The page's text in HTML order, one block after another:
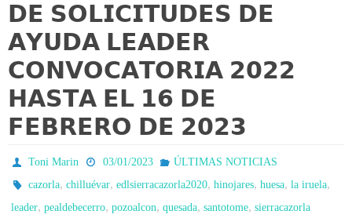
𝗗𝗘 𝗦𝗢𝗟𝗜𝗖𝗜𝗧𝗨𝗗𝗘𝗦 𝗗𝗘
𝗔𝗬𝗨𝗗𝗔 𝗟𝗘𝗔𝗗𝗘𝗥
𝗖𝗢𝗡𝗩𝗢𝗖𝗔𝗧𝗢𝗥𝗜𝗔 𝟮𝟬𝟮𝟮
𝗛𝗔𝗦𝗧𝗔 𝗘𝗟 𝟭𝟲 𝗗𝗘
𝗙𝗘𝗕𝗥𝗘𝗥𝗢 𝗗𝗘 𝟮𝟬𝟮𝟯
Toni Marin 03/01/2023
ÚLTIMAS NOTICIAS
cazorla,chilluévar,edlsierracazorla2020,hinojares,huesa,la iruela,
leader, pealdebecerro, pozoalcon, quesada, santotome, sierracazorla